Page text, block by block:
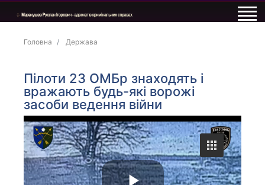
Головна Держава
Пілоти 23 ОМБр знаходять і
вражають будь-які ворожі
засоби ведення війни